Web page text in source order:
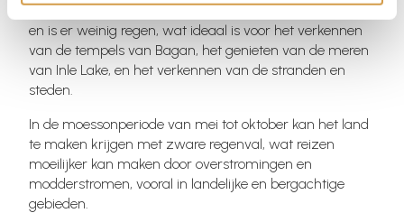
maanden zijn de temperaturen meestal aangenaam
en is er weinig regen, wat ideaal is voor het verkennen
van de tempels van Bagan, het genieten van de meren
van Inle Lake, en het verkennen van de stranden en
steden.
In de moessonperiode van mei tot oktober kan het land
te maken krijgen met zware regenval, wat reizen
moeilijker kan maken door overstromingen en
modderstromen, vooral in landelijke en bergachtige
gebieden.